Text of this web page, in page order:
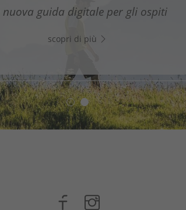
nel Sud dell’Alto Adige - Clicca
e inizia subito a chattare!
scopri di più
nuova guida digitale per gli ospiti
scopri di più